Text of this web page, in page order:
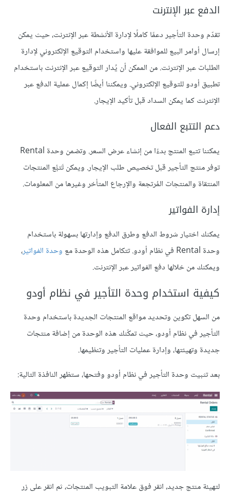
الدفع عبر الإنترنت
تقدّم وحدة التأجير دعمًا كاملًا لإدارة الأنشطة عبر الإنترنت، حيث يمكن
إرسال أوامر البيع للموافقة عليها واستخدام التوقيع الإلكتروني لإدارة
الطلبات عبر الإنترنت. من الممكن أن يُدار التوقيع عبر الإنترنت باستخدام
تطبيق أودو للتوقيع الإلكتروني. ويمكننا أيضًا إكمال عملية الدفع عبر
الإنترنت كما يمكن السداد قبل تأكيد الإيجار.
دعم التتبع الفعال
يمكننا تتبع المنتج بدءًا من إنشاء عرض السعر. وتضمن وحدة Rental
توفر منتج التأجير قبل تخصيص طلب الإيجار. ويمكن تَتبُّع المنتجات
المنتقاة والمنتجات المُرتجعة والإرجاع المتأخر وغيرها من المعلومات.
إدارة الفواتير
يمكنك اختيار شروط الدفع وطرق الدفع وإدارتها بسهولة باستخدام
وحدة Rental في نظام أودو. تتكامل هذه الوحدة مع
وحدة الفواتير،
ويمكنك من خلالها دفع الفواتير عبر الإنترنت.
كيفية استخدام وحدة التأجير في نظام أودو
من السهل تكوين وتحديد مواقع المنتجات الجديدة باستخدام وحدة
التأجير في نظام أودو، حيث تمكّنك هذه الوحدة من إضافة منتجات
جديدة وتهيئتها، وإدارة عمليات التأجير وتنظيمها.
بعد تثبيت وحدة التأجير في نظام أودو وفتحها، ستظهر النافذة التالية:
لتهيئة منتج جديد، انقر فوق علامة التبويب المنتجات، ثم انقر على زر